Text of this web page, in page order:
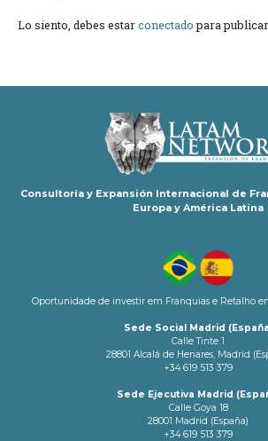
Lo siento, debes estarconectadopara
Consultoría y Expansión Internacional de
Europa y América Latina
Oportunidade de investir em Franquias e Retalho
Sede Social Madrid
Calle Tinte 1
28801 Alcalá de Henares, Madrid
+34 619 513 379
Sede Ejecutiva Madrid
Calle Goya 18
28001 Madrid (España)
+34 619 513 379